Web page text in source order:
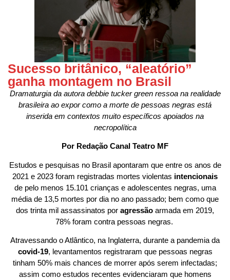
Sucesso britânico, “aleatório”
ganha montagem no Brasil
Dramaturgia da autora debbie tucker green ressoa na realidade
brasileira ao expor como a morte de pessoas negras está
inserida em contextos muito específicos apoiados na
necropolítica
Por Redação Canal Teatro MF
Estudos e pesquisas no Brasil apontaram que entre os anos de
2021 e 2023 foram registradas mortes violentas intencionais
de pelo menos 15.101 crianças e adolescentes negras, uma
média de 13,5 mortes por dia no ano passado; bem como que
dos trinta mil assassinatos por agressão armada em 2019,
78% foram contra pessoas negras.
Atravessando o Atlântico, na Inglaterra, durante a pandemia da
covid-19, levantamentos registraram que pessoas negras
tinham 50% mais chances de morrer após serem infectadas;
assim como estudos recentes evidenciaram que homens